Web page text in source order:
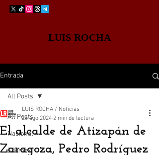
LUIS ROCHA
Entrada
All Posts
Nacional
Edomex
All Posts
El alcalde de Atizapán de
Zaragoza, Pedro Rodríguez
LUIS ROCHA / Noticias
26 ago 2024 2 min de lectura